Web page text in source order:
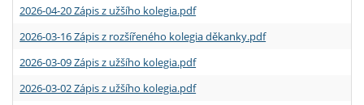
2026-04-20 Zápis z užšího kolegia.pdf
2026-03-16 Zápis z rozšířeného kolegia děkanky.pdf
2026-03-09 Zápis z užšího kolegia.pdf
2026-03-02 Zápis z užšího kolegia.pdf